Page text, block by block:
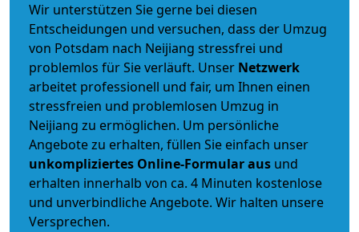
Wir unterstützen Sie gerne bei diesen
Entscheidungen und versuchen, dass der Umzug
von Potsdam nach Neijiang stressfrei und
problemlos für Sie verläuft. Unser Netzwerk
arbeitet professionell und fair, um Ihnen einen
stressfreien und problemlosen Umzug in
Neijiang zu ermöglichen. Um persönliche
Angebote zu erhalten, füllen Sie einfach unser
unkompliziertes Online-Formular aus und
erhalten innerhalb von ca. 4 Minuten kostenlose
und unverbindliche Angebote. Wir halten unsere
Versprechen.